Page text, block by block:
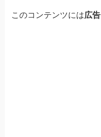
このコンテンツには広告